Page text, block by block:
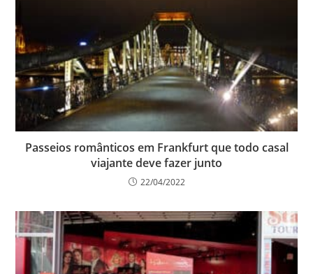
Passeios românticos em Frankfurt que todo casal
viajante deve fazer junto
22/04/2022